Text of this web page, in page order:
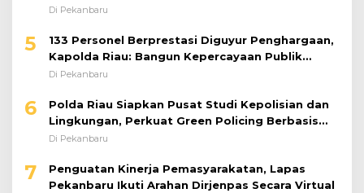
Doktrin TNI AD
Di Pekanbaru
5
133 Personel Berprestasi Diguyur Penghargaan,
Kapolda Riau: Bangun Kepercayaan Publik
dengan Karya Nyata
Di Pekanbaru
6
Polda Riau Siapkan Pusat Studi Kepolisian dan
Lingkungan, Perkuat Green Policing Berbasis
Riset
Di Pekanbaru
7
Penguatan Kinerja Pemasyarakatan, Lapas
Pekanbaru Ikuti Arahan Dirjenpas Secara Virtual